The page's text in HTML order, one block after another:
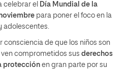
celebrar el Día Mundial de la
para poner el foco en la
adolescentes.
consciencia de que los niños son
comprometidos sus derechos
protección en gran parte por su